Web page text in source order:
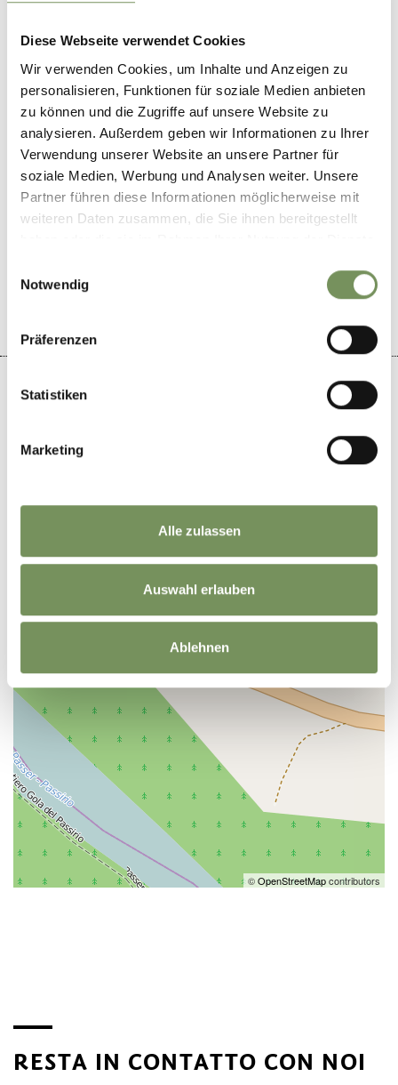
Diese Webseite verwendet Cookies
Wir verwenden Cookies, um Inhalte und Anzeigen zu
personalisieren, Funktionen für soziale Medien anbieten
zu können und die Zugriffe auf unsere Website zu
analysieren. Außerdem geben wir Informationen zu Ihrer
Verwendung unserer Website an unsere Partner für
soziale Medien, Werbung und Analysen weiter. Unsere
Partner führen diese Informationen möglicherweise mit
weiteren Daten zusammen, die Sie ihnen bereitgestellt
Notwendig
Präferenzen
Statistiken
Marketing
Alle zulassen
Auswahl erlauben
Ablehnen
www.passeiertal.it
T+39 0473 656188
Periodo consigliato
marzo, aprile, maggio, giugno, luglio, agosto,
settembre, ottobre
NO
+
©OpenStreetMapcontributors
RESTA IN CONTATTO CON NOI